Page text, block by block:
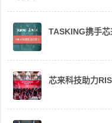
TASKING携手
芯来科技助力